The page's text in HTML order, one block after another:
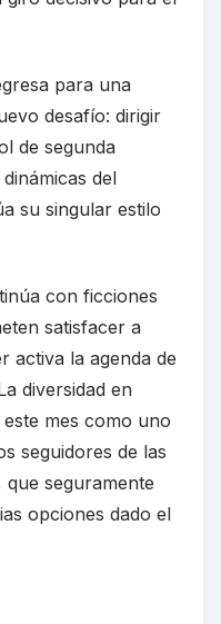
para una
desafío: dirigir
de segunda
del
su singular estilo
con ficciones
satisfacer a
activa la agenda de
diversidad en
mes como uno
seguidores de las
seguramente
opciones dado el